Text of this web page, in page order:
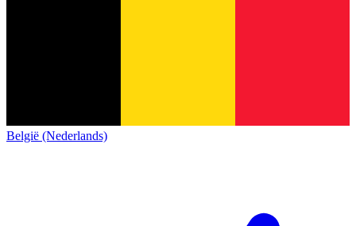
België (Nederlands)